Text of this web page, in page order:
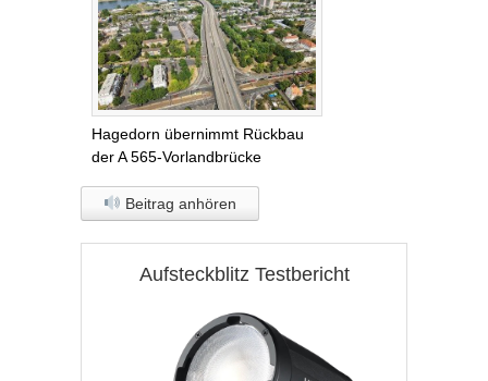
Hagedorn übernimmt Rückbau
der A 565-Vorlandbrücke
Beitrag anhören
Aufsteckblitz Testbericht